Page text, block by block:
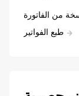
من الفاتورة
طبع الفواتير